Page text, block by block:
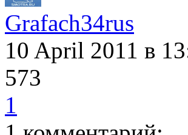
Grafach34rus
10 April 2011 в
573
1